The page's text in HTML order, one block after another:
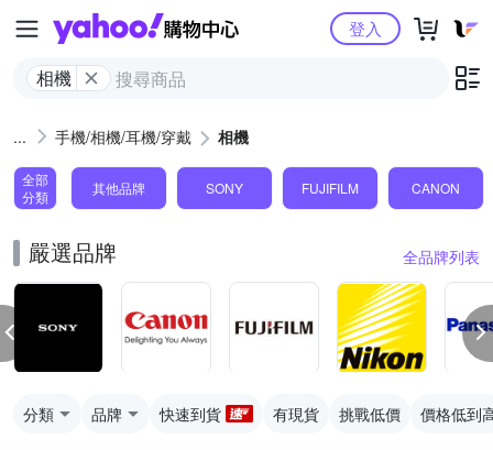
Yahoo購物中心
相機
登入
手機/相機/耳機/穿戴 相機
全部
分類
其他品牌 SONY FUJIFILM CANON
嚴選品牌 全品牌列表
分類 品牌 快速到貨 有現貨 挑戰低價 價格低到